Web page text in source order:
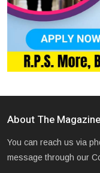
About The Magazine
You can reach us via
message through our